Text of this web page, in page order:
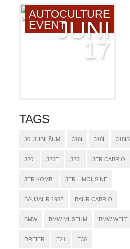
AUTOCULTURE
EVENTJUNI
17
TAGS
30. JUBILÄUM 316I 318I 318IS
320I 325E 325I 3ER CABRIO
3ER KOMBI 3ER LIMOUSINE
BAUJAHR 1982 BAUR CABRIO
BMW BMW MUSEUM BMW WELT
DREIER E21 E30